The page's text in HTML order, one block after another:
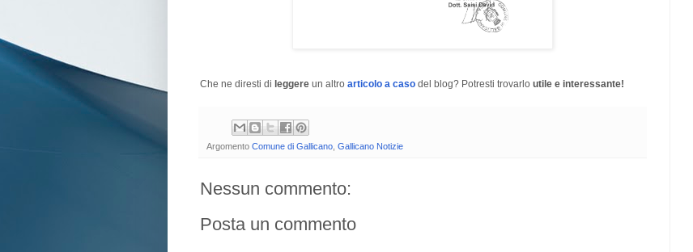
Che ne diresti di leggere un altro articolo a caso del blog? Potresti trovarlo utile e interessante!
Argomento Comune di Gallicano Gallicano Notizie
Nessun commento:
Posta un commento